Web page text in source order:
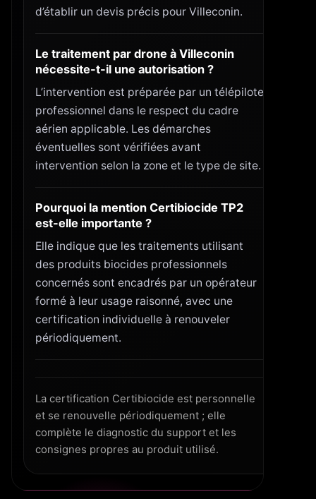
d’établir un devis précis pour Villeconin.
Le traitement par drone à Villeconin
nécessite-t-il une autorisation ?
L’intervention est préparée par un télépilote
professionnel dans le respect du cadre
aérien applicable. Les démarches
éventuelles sont vérifiées avant
intervention selon la zone et le type de site.
Pourquoi la mention Certibiocide TP2
est-elle importante ?
Elle indique que les traitements utilisant
des produits biocides professionnels
concernés sont encadrés par un opérateur
formé à leur usage raisonné, avec une
certification individuelle à renouveler
périodiquement.
La certification Certibiocide est personnelle
et se renouvelle périodiquement ; elle
complète le diagnostic du support et les
consignes propres au produit utilisé.